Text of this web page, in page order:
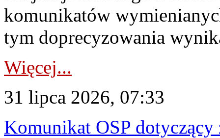
komunikatów
tym doprecyzowania
Więcej...
31 lipca 2026, 07:33
Komunikat OSP dotyczący